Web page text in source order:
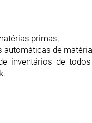
primas;
automáticas de
inventários de